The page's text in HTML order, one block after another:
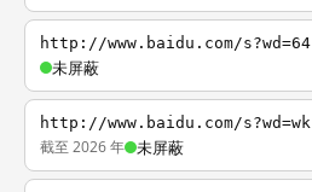
http://www.baidu.com/s?wd=64
未屏蔽
http://www.baidu.com/s?wd=wk
截至 2026 年 未屏蔽